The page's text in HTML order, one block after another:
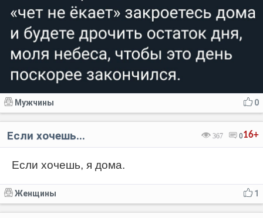
0
Мужчины
16+
367 0
Если хочешь...
Если хочешь, я дома.
1
Женщины